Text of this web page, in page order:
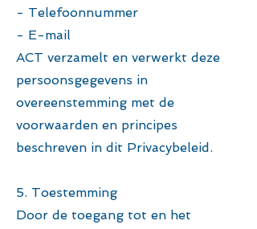
- Telefoonnummer
- E-mail
ACT verzamelt en verwerkt deze
persoonsgegevens in
overeenstemming met de
voorwaarden en principes
beschreven in dit Privacybeleid.
5. Toestemming
Door de toegang tot en het